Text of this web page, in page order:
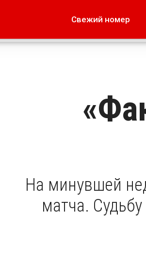
Свежий номер
Лето наших
На минувшей
матча.